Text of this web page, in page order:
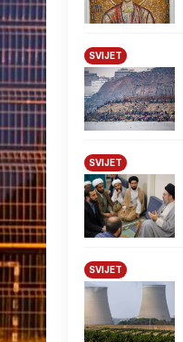
SVIJET
SVIJET
SVIJET